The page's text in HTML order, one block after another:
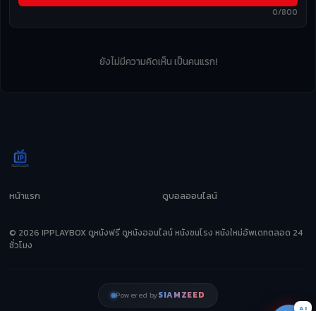
0/800
ยังไม่มีความคิดเห็น เป็นคนแรก!
หน้าแรก ดูบอลออนไลน์
© 2026 IPPLAYBOX ดูหนังฟรี ดูหนังออนไลน์ หนังชนโรง หนังใหม่อัพเดทตลอด 24
ชั่วโมง
Powered bySIAMZEED
AI